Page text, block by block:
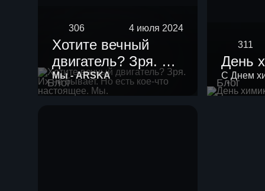
Блог
306 4 июля 2024
Хотите вечный
двигатель? Зря. Их
не бывает. Но есть
кое-что настоящее.
Мы - ARSKA
Блог
311
День
С Днем